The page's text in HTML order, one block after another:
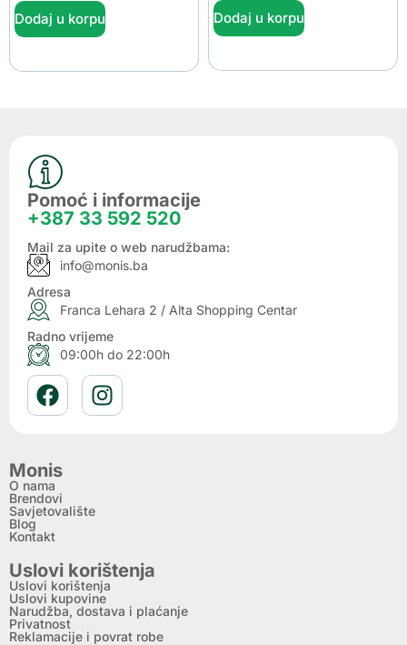
Dodaj u korpu Dodaj u korpu
Pomoć i informacije
+387 33 592 520
Mail za upite o web narudžbama:
info@monis.ba
Adresa
Franca Lehara 2 / Alta Shopping Centar
Radno vrijeme
09:00h do 22:00h
Monis
O nama
Brendovi
Savjetovalište
Blog
Kontakt
Uslovi korištenja
Uslovi korištenja
Uslovi kupovine
Narudžba, dostava i plaćanje
Privatnost
Reklamacije i povrat robe